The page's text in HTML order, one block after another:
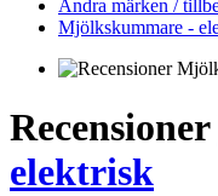
Andra märken /
Mjölkskummare -
Recensioner
elektrisk